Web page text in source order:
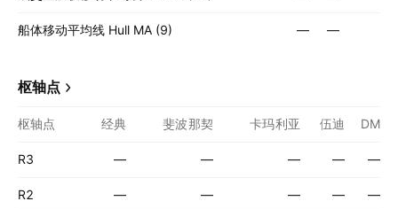
船体移动平均线 Hull MA (9) — —
枢轴点
枢轴点 经典 斐波那契 卡玛利亚 伍迪 DM
R3 — — — — —
R2 — — — — —